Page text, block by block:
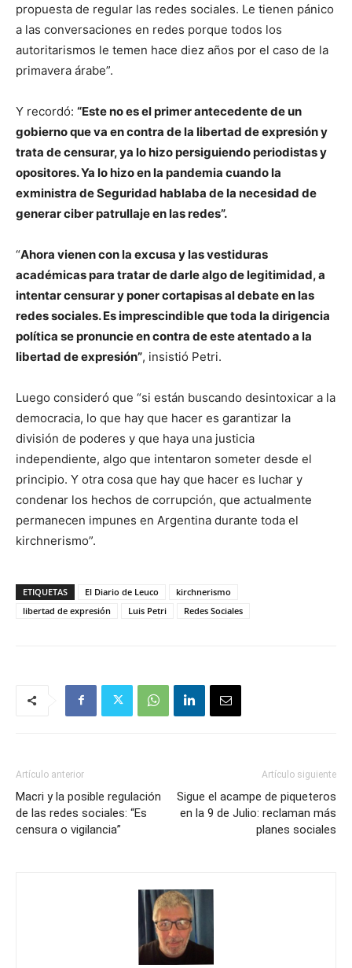
propuesta de regular las redes sociales. Le tienen pánico
a las conversaciones en redes porque todos los
autoritarismos le temen hace diez años por el caso de la
primavera árabe”.
Y recordó: “Este no es el primer antecedente de un
gobierno que va en contra de la libertad de expresión y
trata de censurar, ya lo hizo persiguiendo periodistas y
opositores. Ya lo hizo en la pandemia cuando la
exministra de Seguridad hablaba de la necesidad de
generar ciber patrullaje en las redes”.
“Ahora vienen con la excusa y las vestiduras
académicas para tratar de darle algo de legitimidad, a
intentar censurar y poner cortapisas al debate en las
redes sociales. Es imprescindible que toda la dirigencia
política se pronuncie en contra de este atentado a la
libertad de expresión”, insistió Petri.
Luego consideró que “si están buscando desintoxicar a la
democracia, lo que hay que hacer es garantizar la
división de poderes y que haya una justicia
independiente, algo que intentaron someter desde el
principio. Y otra cosa que hay que hacer es luchar y
condenar los hechos de corrupción, que actualmente
permanecen impunes en Argentina durante toda el
kirchnerismo”.
ETIQUETAS El Diario de Leuco
kirchnerismo
libertad de expresión
Luis Petri Redes Sociales
Artículo anterior
Macri y la posible regulación
de las redes sociales: “Es
censura o vigilancia”
Artículo siguiente
Sigue el acampe de piqueteros
en la 9 de Julio: reclaman más
planes sociales